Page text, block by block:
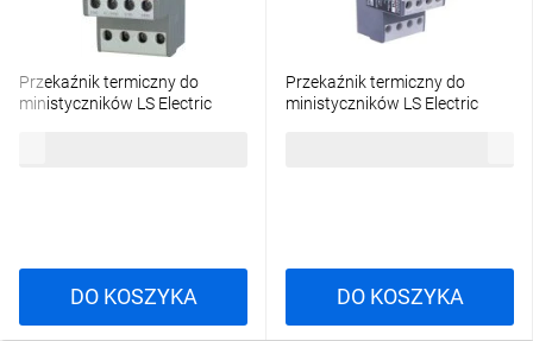
Przekaźnik termiczny do
ministyczników LS Electric
DO KOSZYKA
Przekaźnik termiczny do
ministyczników LS Electric
DO KOSZYKA